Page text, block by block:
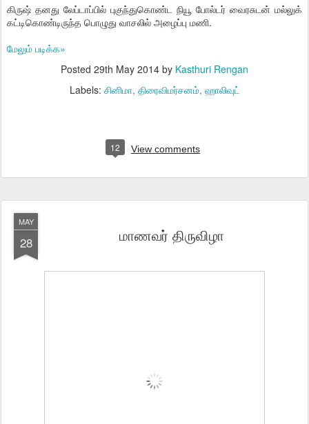
கிருஷ் தனது லேப்டாப்பில் புகுந்துகொண்ட நியூ போல்டர் வைரசுடன் மல்லுக்
கட்டிகொண்டிருந்த பொழுது வாசலில் அழைப்பு மணி.
மேலும் படிக்க»
Posted 29th May 2014 by Kasthuri Rengan
Labels: சினிமா திரைவிமர்சனம் ஹாலிவுட்
12 View comments
MAY
28 மாணவர் திருவிழா